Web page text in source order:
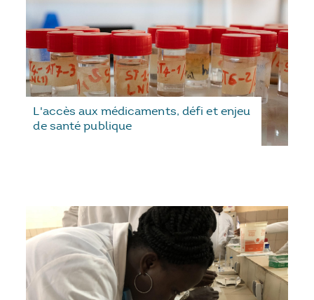
L'accès aux médicaments, défi et enjeu
de santé publique